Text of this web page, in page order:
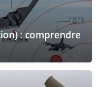
: comprendre